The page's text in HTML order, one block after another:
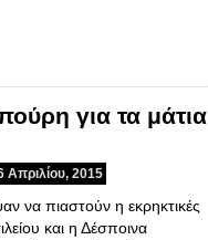
για τα μάτια
Απριλίου, 2015
να πιαστούν η εκρηκτικές
και η Δέσποινα